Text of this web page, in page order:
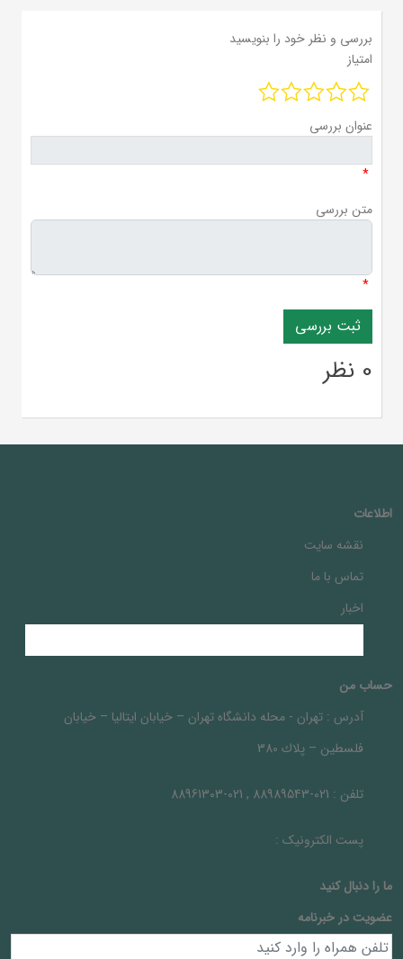
بررسی و نظر خود را بنویسید
امتیاز
عنوان بررسی
*
متن بررسی
*
0 نظر
اطلاعات
نقشه سایت
تماس با ما
اخبار
حساب من
آدرس : تهران - محله دانشگاه تهران – خيابان ايتاليا – خيابان
فلسطين – پلاك 380
تلفن : 021-88989543 , 021-88961303
پست الکترونیک :
ما را دنبال کنيد
عضویت در خبرنامه